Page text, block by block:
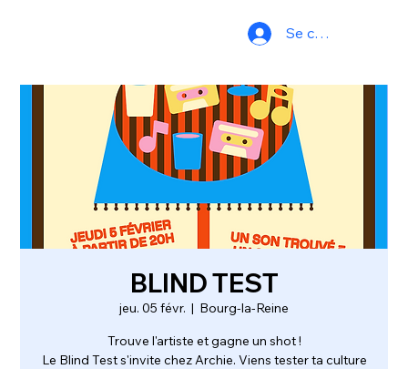
Se connecter
BLIND TEST
jeu. 05 févr.
  |
Bourg-la-Reine
Trouve l'artiste et gagne un shot !
Le Blind Test s'invite chez Archie. Viens tester ta culture